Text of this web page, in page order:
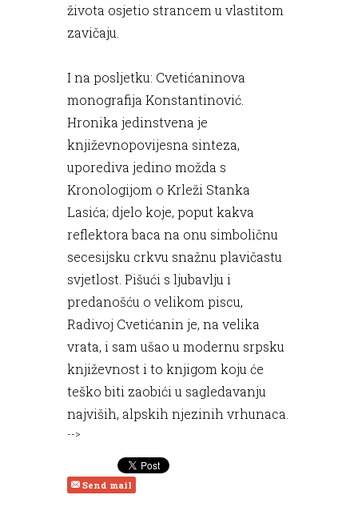
života osjetio strancem u vlastitom
zavičaju.
I na posljetku: Cvetićaninova
monografija Konstantinović.
Hronika jedinstvena je
književnopovijesna sinteza,
uporediva jedino možda s
Kronologijom o Krleži Stanka
Lasića; djelo koje, poput kakva
reflektora baca na onu simboličnu
secesijsku crkvu snažnu plavičastu
svjetlost. Pišući s ljubavlju i
predanošću o velikom piscu,
Radivoj Cvetićanin je, na velika
vrata, i sam ušao u modernu srpsku
književnost i to knjigom koju će
teško biti zaobići u sagledavanju
najviših, alpskih njezinih vrhunaca.
-->
Send mail